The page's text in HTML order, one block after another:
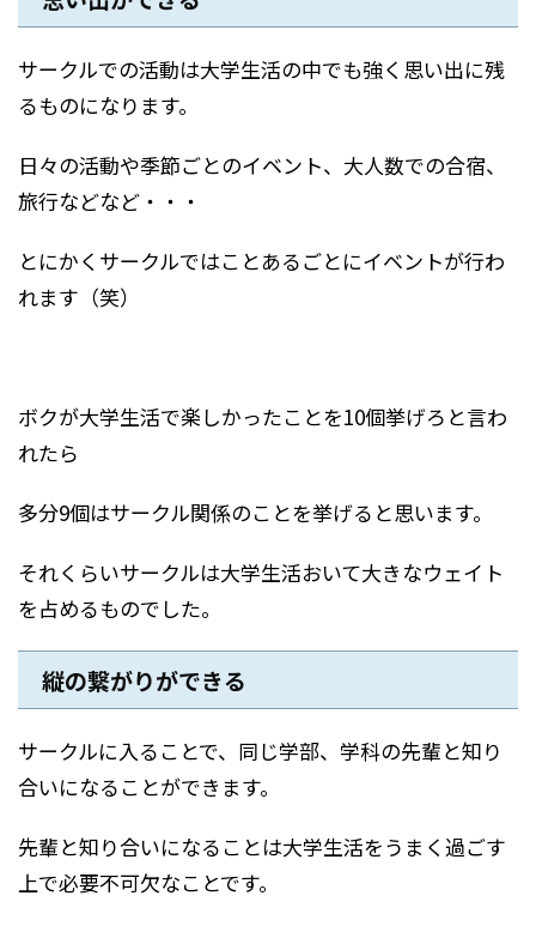
サークルでの活動は大学生活の中でも強く思い出に残
るものになります。
日々の活動や季節ごとのイベント、大人数での合宿、
旅行などなど・・・
とにかくサークルではことあるごとにイベントが行わ
れます（笑）
ボクが大学生活で楽しかったことを10個挙げろと言わ
れたら
多分9個はサークル関係のことを挙げると思います。
それくらいサークルは大学生活おいて大きなウェイト
を占めるものでした。
縦の繋がりができる
サークルに入ることで、同じ学部、学科の先輩と知り
合いになることができます。
先輩と知り合いになることは大学生活をうまく過ごす
上で必要不可欠なことです。